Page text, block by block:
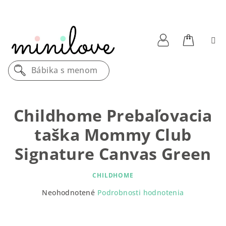
Bábika s menom
Childhome Prebaľovacia
taška Mommy Club
Signature Canvas Green
CHILDHOME
Neohodnotené Podrobnosti hodnotenia